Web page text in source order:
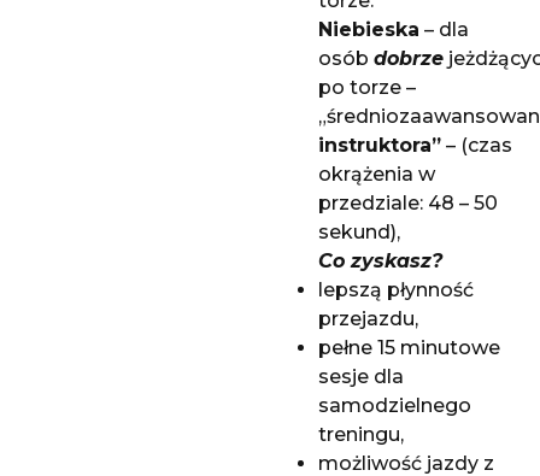
Niebieska – dla
osób dobrze
po torze –
instruktora” – (czas
okrążenia w
przedziale: 48 – 50
sekund),
Co zyskasz?
lepszą płynność
przejazdu,
pełne 15 minutowe
sesje dla
samodzielnego
treningu,
możliwość jazdy z